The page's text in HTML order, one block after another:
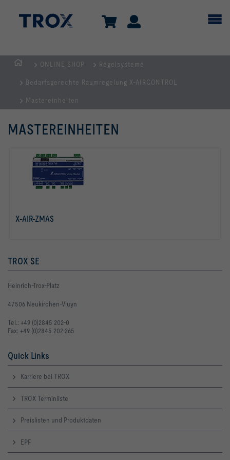
ONLINE SHOP Regelsysteme
Bedarfsgerechte Raumregelung X-AIRCONTROL
Mastereinheiten
MASTEREINHEITEN
X-AIR-ZMAS
TROX SE
Heinrich-Trox-Platz
47506 Neukirchen-Vluyn
Tel.: +49 (0)2845 202-0
Fax: +49 (0)2845 202-265
Quick Links
Karriere bei TROX
TROX Terminliste
Preislisten und Produktdaten
EPF